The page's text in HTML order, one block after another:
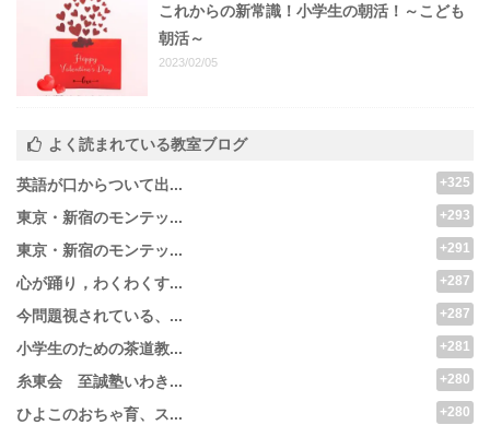
これからの新常識！小学生の朝活！～こども
朝活～
2023/02/05
よく読まれている教室ブログ
英語が口からついて出... +325
東京・新宿のモンテッ... +293
東京・新宿のモンテッ... +291
心が踊り，わくわくす... +287
今問題視されている、... +287
小学生のための茶道教... +281
糸東会 至誠塾いわき... +280
ひよこのおちゃ育、ス... +280